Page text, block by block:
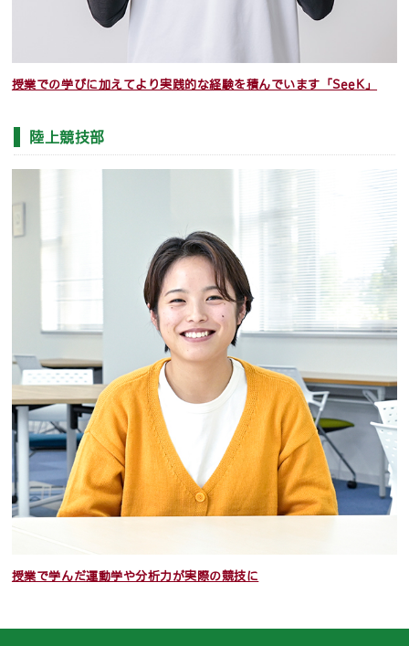
授業での学びに加えてより実践的な経験を積んでいます「SeeK」
陸上競技部
授業で学んだ運動学や分析力が実際の競技に